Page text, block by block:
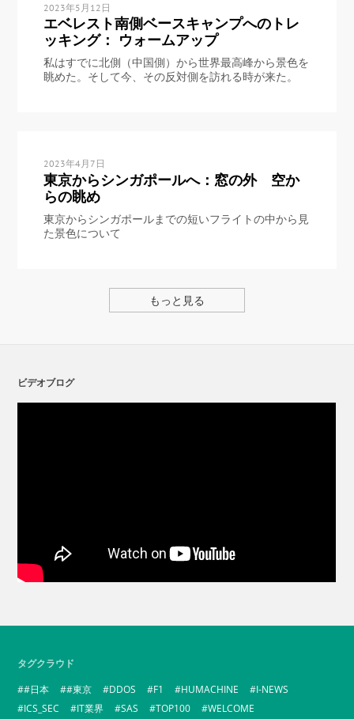
2023年5月12日
エベレスト南側ベースキャンプへのトレ
ッキング： ウォームアップ
私はすでに北側（中国側）から世界最高峰から景色を
眺めた。そして今、その反対側を訪れる時が来た。
2023年4月7日
東京からシンガポールへ：窓の外 空か
らの眺め
東京からシンガポールまでの短いフライトの中から見
た景色について
もっと見る
ビデオブログ
タグクラウド
#日本
#東京 DDOS F1 HUMACHINE
I-NEWS
ICS_SEC
IT業界 SAS TOP100
WELCOME